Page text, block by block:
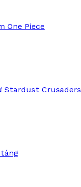
One Piece
Stardust Crusaders